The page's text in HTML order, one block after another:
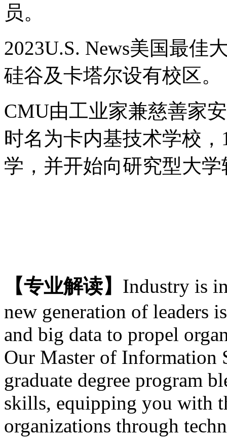
员。
2023U.S. News美国最佳
硅谷及卡塔尔设有校区。
CMU由工业家兼慈善家
时名为卡内基技术学校
学，并开始向研究型大学
【专业解读】 Industry is
new generation of leaders
and big data to propel
Our Master of Information
graduate degree program
skills, equipping you with
organizations through